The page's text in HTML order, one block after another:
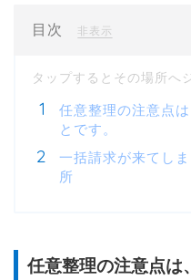
目次 非表示
任意整理の注意点
とです。
一括請求が来てし
所
任意整理の注意点は